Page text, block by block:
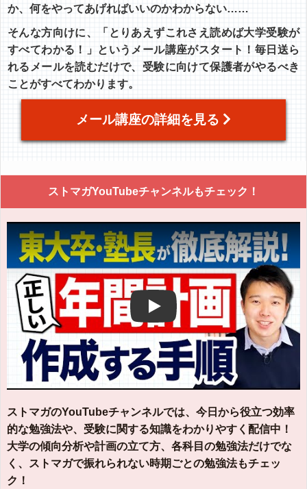
か、何をやってあげればいいのかわからない……
そんな方向けに、「とりあえずこれさえ読めば大学受験が
すべてわかる！」というメール講座がスタート！毎日送ら
れるメールを読むだけで、受験に向けて保護者がやるべき
ことがすべてわかります。
メール講座の詳細を見る
ストマガYouTubeチャンネルもチェック！
Play
ストマガのYouTubeチャンネルでは、今日から役立つ効率
的な勉強法や、受験に関する知識をわかりやすく配信中！
大学の傾向分析や計画の立て方、各科目の勉強法だけでな
く、ストマガで振れられない時期ごとの勉強法もチェッ
ク！